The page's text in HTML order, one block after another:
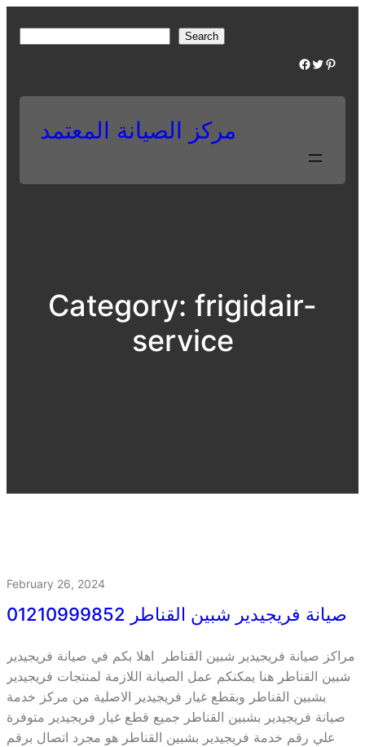
r
Search
Facebook Twitter Pinterest
مركز الصيانة المعتمد
Category: frigidair-
service
February 26, 2024
صيانة فريجيدير شبين القناطر 01210999852
مراكز صيانة فريجيدير شبين القناطر اهلا بكم في صيانة فريجيدير
شبين القناطر هنا يمكنكم عمل الصيانة اللازمة لمنتجات فريجيدير
بشبين القناطر وبقطع غيار فريجيدير الاصلية من مركز خدمة
صيانة فريجيدير بشبين القناطر جميع قطع غيار فريجيدير متوفرة
علي رقم خدمة فريجيدير بشبين القناطر هو مجرد اتصال برقم